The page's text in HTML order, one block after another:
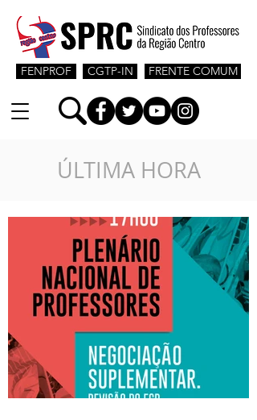
CGTP-IN
FENPROF FRENTE COMUM
ÚLTIMA HORA